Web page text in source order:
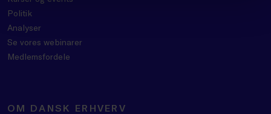
Politik
Analyser
Se vores webinarer
Medlemsfordele
OM DANSK ERHVERV